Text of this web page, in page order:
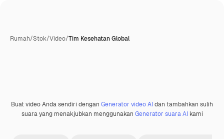
Rumah/Stok/Video/Tim Kesehatan Global
Premium
Buat video Anda sendiri dengan Generator video AIdan tambahkan sulih
suara yang menakjubkan menggunakan Generator suara AIkami